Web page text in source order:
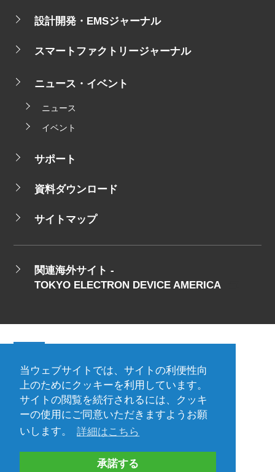
当ウェブサイトでは、サイトの利便性向
上のためにクッキーを利用しています。
サイトの閲覧を続行されるには、クッキ
ーの使用にご同意いただきますようお願
いします。
詳細はこちら
承諾する
設計開発・EMSジャーナル
スマートファクトリージャーナル
ニュース・イベント
ニュース
イベント
サポート
資料ダウンロード
サイトマップ
関連海外サイト -
TOKYO ELECTRON DEVICE AMERICA
会社概要 ご利用規約
プライバシーポリシー
プレスリリース（プロダクト)
海外拠点